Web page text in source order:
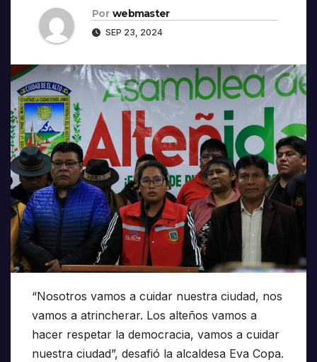
Por webmaster
SEP 23, 2024
“Nosotros vamos a cuidar nuestra ciudad, nos
vamos a atrincherar. Los alteños vamos a
hacer respetar la democracia, vamos a cuidar
nuestra ciudad”, desafió la alcaldesa Eva Copa.